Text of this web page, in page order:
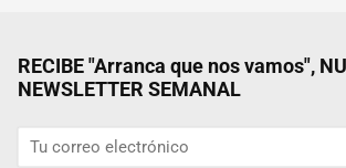
RECIBE "Arranca que nos vamos",
NEWSLETTER SEMANAL